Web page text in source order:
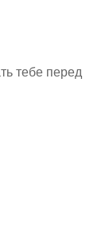
тебе перед